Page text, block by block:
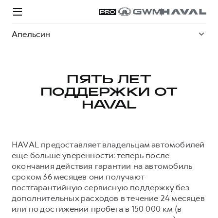
Апельсин
от 2 499 000 ₽ от 4 049 000 ₽
Покупателям
Автомобили в наличии
Конфигуратор HAVAL
Аксессуары HAVAL
Каталоги и прайс-листы
Все о сервисе
Запись на сервис
Моторное масло
Стоимость ТО
Спецпредложения
Покупателям
Владельцам
О бренде
Новости
О GWM
ИНФОРМАЦИЯ О ДИЛЕРЕ
ПЯТЬ ЛЕТ
ПОДДЕРЖКИ ОТ
HAVAL
HAVAL предоставляет владельцам автомобилей
еще больше уверенности: теперь после
окончания действия гарантии на автомобиль
сроком 36 месяцев они получают
постгарантийную сервисную поддержку без
дополнительных расходов в течение 24 месяцев
или по достижении пробега в 150 000 км (в